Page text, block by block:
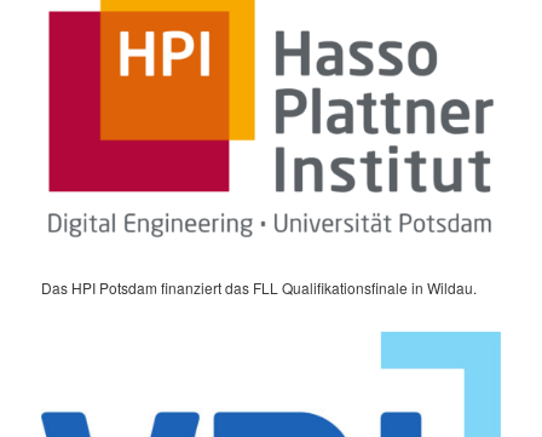
Das HPI Potsdam finanziert das FLL Qualifikationsfinale in Wildau.